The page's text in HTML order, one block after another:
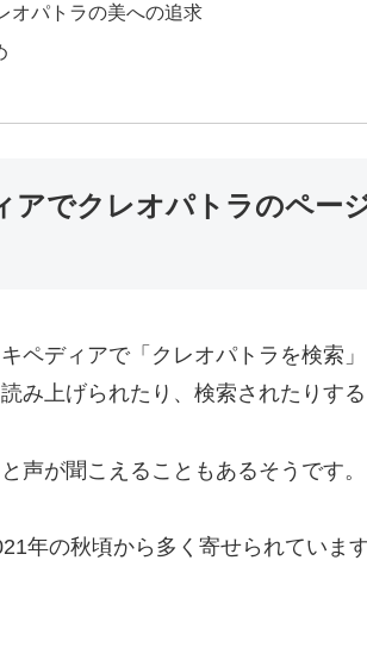
オパトラの美への追求
アでクレオパトラのペー
ペディアで「クレオパトラを検索
み上げられたり、検索されたりする
声が聞こえることもあるそうです。
年の秋頃から多く寄せられています